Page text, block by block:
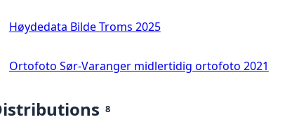
Høydedata Bilde Troms 2025
Ortofoto Sør-Varanger midlertidig ortofoto 2021
8